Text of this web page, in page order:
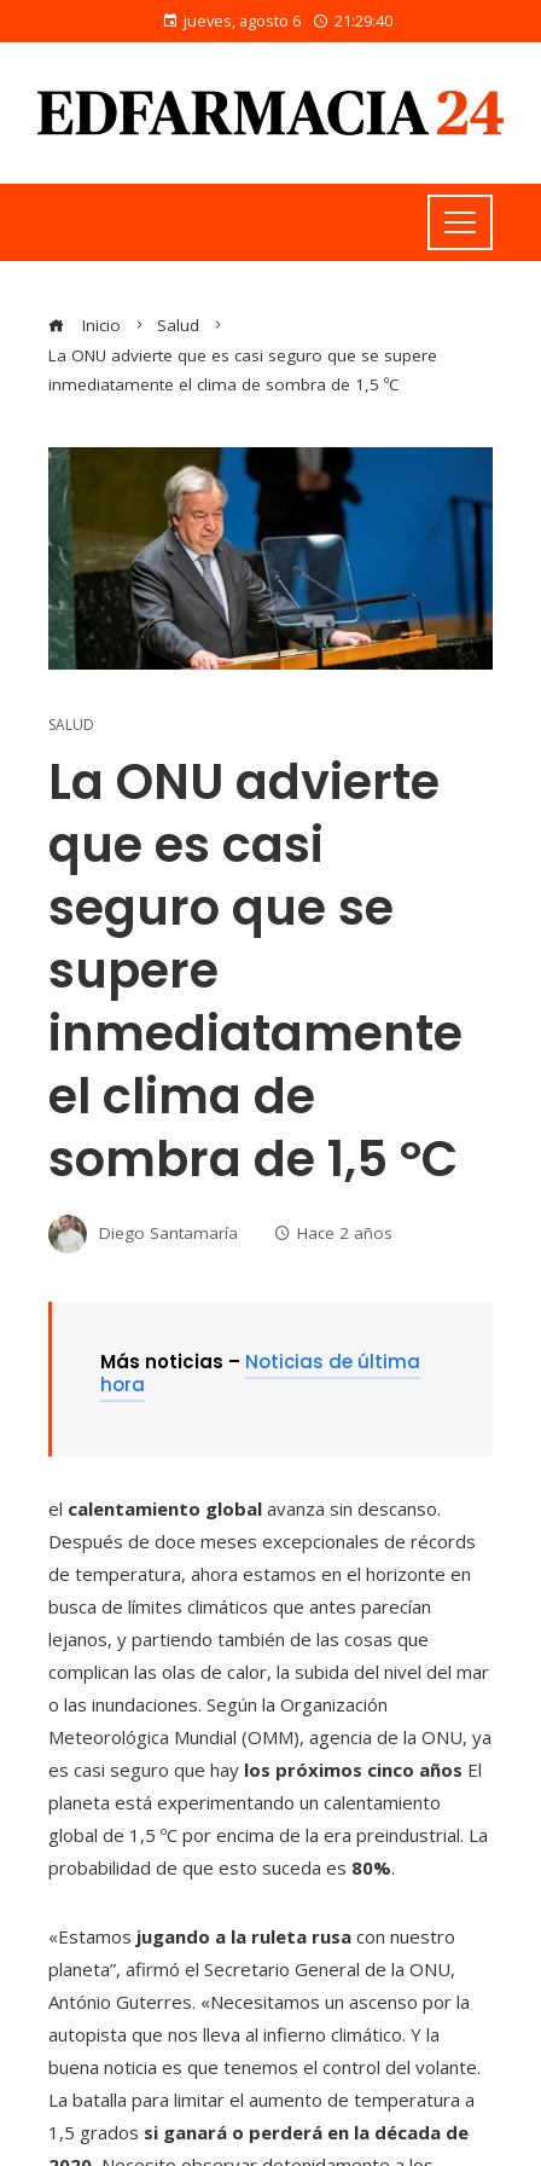
jueves, agosto 6 21:29:40
Inicio
Salud
La ONU advierte que es casi seguro que se supere
inmediatamente el clima de sombra de 1,5 ºC
SALUD
La ONU advierte
que es casi
seguro que se
supere
inmediatamente
el clima de
sombra de 1,5 ºC
Diego Santamaría Hace 2 años
Más noticias – Noticias de última
hora
el calentamiento global avanza sin descanso.
Después de doce meses excepcionales de récords
de temperatura, ahora estamos en el horizonte en
busca de límites climáticos que antes parecían
lejanos, y partiendo también de las cosas que
complican las olas de calor, la subida del nivel del mar
o las inundaciones. Según la Organización
Meteorológica Mundial (OMM), agencia de la ONU, ya
es casi seguro que hay los próximos cinco años El
planeta está experimentando un calentamiento
global de 1,5 ºC por encima de la era preindustrial. La
probabilidad de que esto suceda es 80%.
«Estamos jugando a la ruleta rusa con nuestro
planeta”, afirmó el Secretario General de la ONU,
António Guterres. «Necesitamos un ascenso por la
autopista que nos lleva al infierno climático. Y la
buena noticia es que tenemos el control del volante.
La batalla para limitar el aumento de temperatura a
1,5 grados si ganará o perderá en la década de